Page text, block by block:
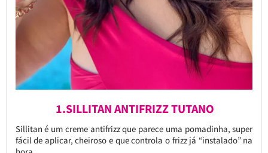
1.SILLITAN ANTIFRIZZ TUTANO
Sillitan é um creme antifrizz que parece uma pomadinha, super
fácil de aplicar, cheiroso e que controla o frizz já “instalado” na